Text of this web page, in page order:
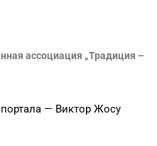
ассоциация „Традиция –
— Виктор Жосу